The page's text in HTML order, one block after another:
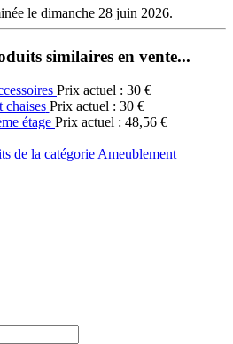
le dimanche 28 juin 2026.
similaires en vente...
Prix actuel : 30 €
Prix actuel : 30 €
Prix actuel : 48,56 €
de la catégorie Ameublement